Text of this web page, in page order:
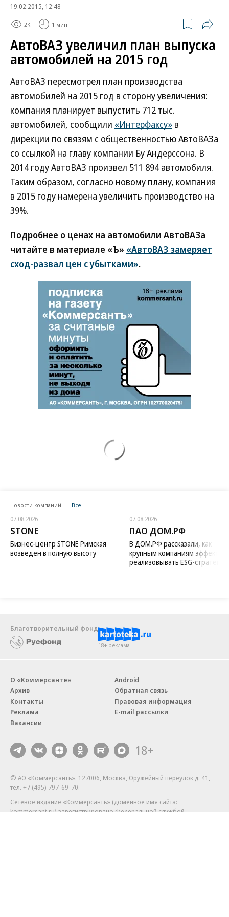
19.02.2015, 12:48
2K 1 мин.
АвтоВАЗ увеличил план выпуска
автомобилей на 2015 год
АвтоВАЗ пересмотрел план производства
автомобилей на 2015 год в сторону увеличения:
компания планирует выпустить 712 тыс.
автомобилей, сообщили «Интерфаксу» в
дирекции по связям с общественностью АвтоВАЗа
со ссылкой на главу компании Бу Андерссона. В
2014 году АвтоВАЗ произвел 511 894 автомобиля.
Таким образом, согласно новому плану, компания
в 2015 году намерена увеличить производство на
39%.
Подробнее о ценах на автомобили АвтоВАЗа
читайте в материале «Ъ» «АвтоВАЗ замеряет
сход-развал цен с убытками».
Новости компаний Все
07.08.2026
STONE
Бизнес-центр STONE Римская
возведен в полную высоту
07.08.2026
ПАО ДОМ.РФ
В ДОМ.РФ рассказали, как
крупным компаниям
реализовывать ESG-стратегию
Благотворительный фонд
18+ реклама
О «Коммерсанте»
Архив
Контакты
Реклама
Вакансии
Android
Обратная связь
Правовая информация
E-mail рассылки
18+
© АО «Коммерсантъ». 127006, Москва, Оружейный переулок д. 41,
тел. +7 (495) 797-69-70.
Сетевое издание «Коммерсантъ» (доменное имя сайта:
kommersant.ru) зарегистрировано Федеральной службой